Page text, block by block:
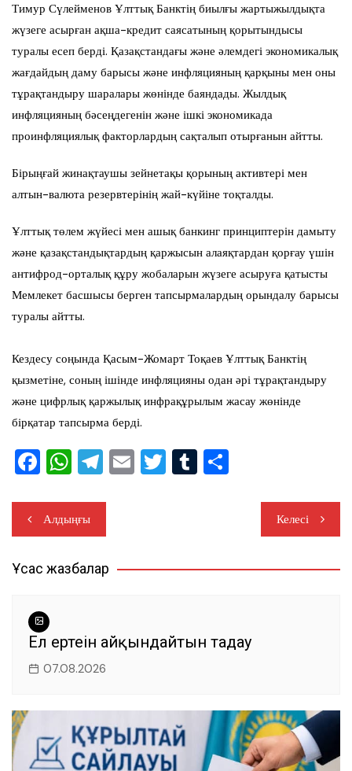
Тимур Сүлейменов Ұлттық Банктің биылғы жартыжылдықта
жүзеге асырған ақша-кредит саясатының қорытындысы
туралы есеп берді. Қазақстандағы және әлемдегі экономикалық
жағдайдың даму барысы және инфляцияның қарқыны мен оны
тұрақтандыру шаралары жөнінде баяндады. Жылдық
инфляцияның бәсеңдегенін және ішкі экономикада
проинфляциялық факторлардың сақталып отырғанын айтты.
Бірыңғай жинақтаушы зейнетақы қорының активтері мен
алтын-валюта резервтерінің жай-күйіне тоқталды.
Ұлттық төлем жүйесі мен ашық банкинг принциптерін дамыту
және қазақстандықтардың қаржысын алаяқтардан қорғау үшін
антифрод-орталық құру жобаларын жүзеге асыруға қатысты
Мемлекет басшысы берген тапсырмалардың орындалу барысы
туралы айтты.
Кездесу соңында Қасым-Жомарт Тоқаев Ұлттық Банктің
қызметіне, соның ішінде инфляцияны одан әрі тұрақтандыру
және цифрлық қаржылық инфрақұрылым жасау жөнінде
бірқатар тапсырма берді.
F
c
e
b
o
k
W
at
s
A
T
e
gr
a
m
E T T
r
Жазба
навигациясы
Алдыңғы Келесі
Ұқсас жазбалар
Ел ертеңін айқындайтын таңдау
07.08.2026